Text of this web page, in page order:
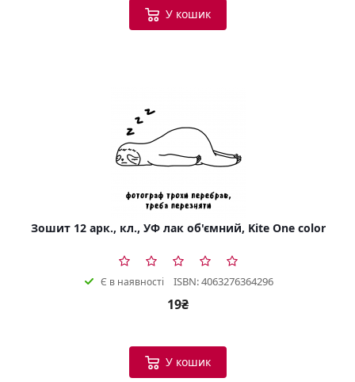
У кошик
Зошит 12 арк., кл., УФ лак об'ємний, Kite One color
Є в наявності ISBN: 4063276364296
19₴
У кошик